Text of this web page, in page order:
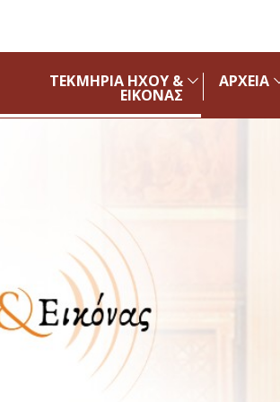
ΤΕΚΜΗΡΙΑ ΗΧΟΥ &
ΕΙΚΟΝΑΣ
ΑΡΧΕΙΑ